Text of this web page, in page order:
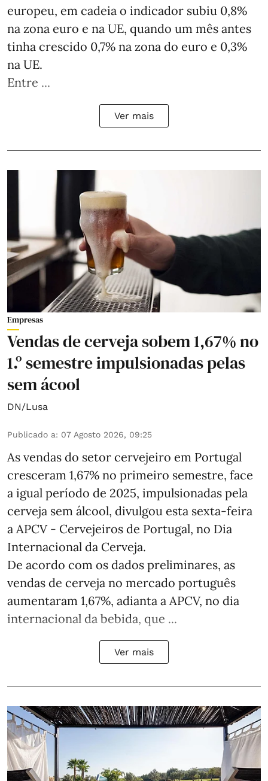
europeu, em cadeia o indicador subiu 0,8%
na zona euro e na UE, quando um mês antes
tinha crescido 0,7% na zona do euro e 0,3%
na UE.
Entre ...
Ver mais
Empresas
Vendas de cerveja sobem 1,67% no
1.º semestre impulsionadas pelas
sem ácool
DN/Lusa
Publicado a: 07 Agosto 2026, 09:25
As vendas do setor cervejeiro em Portugal
cresceram 1,67% no primeiro semestre, face
a igual período de 2025, impulsionadas pela
cerveja sem álcool, divulgou esta sexta-feira
a APCV - Cervejeiros de Portugal, no Dia
Internacional da Cerveja.
De acordo com os dados preliminares, as
vendas de cerveja no mercado português
aumentaram 1,67%, adianta a APCV, no dia
internacional da bebida, que ...
Ver mais